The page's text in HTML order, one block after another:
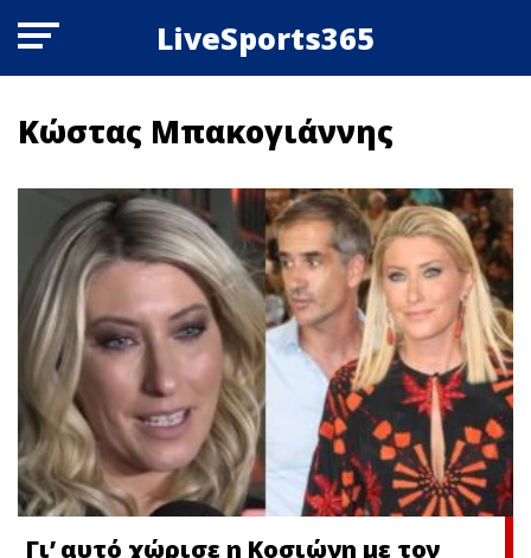
LiveSports365
Κώστας Μπακογιάννης
Γι’ αυτό χώρισε η Κοσιώνη με τον